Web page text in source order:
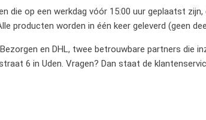
die op een werkdag vóór 15:00 uur geplaatst
producten worden in één keer geleverd (geen
en DHL, twee betrouwbare partners
6 in Uden. Vragen? Dan staat de